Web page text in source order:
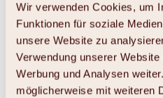
Wir verwenden Cookies, um
Funktionen für soziale
unsere Website zu
Verwendung unserer
Werbung und Analysen
möglicherweise mit weiteren